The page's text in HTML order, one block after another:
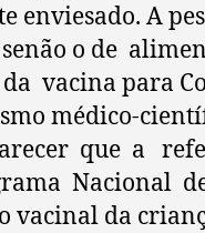
enviesado. A
o de
vacina para
médico-
que a
Nacional
vacinal da